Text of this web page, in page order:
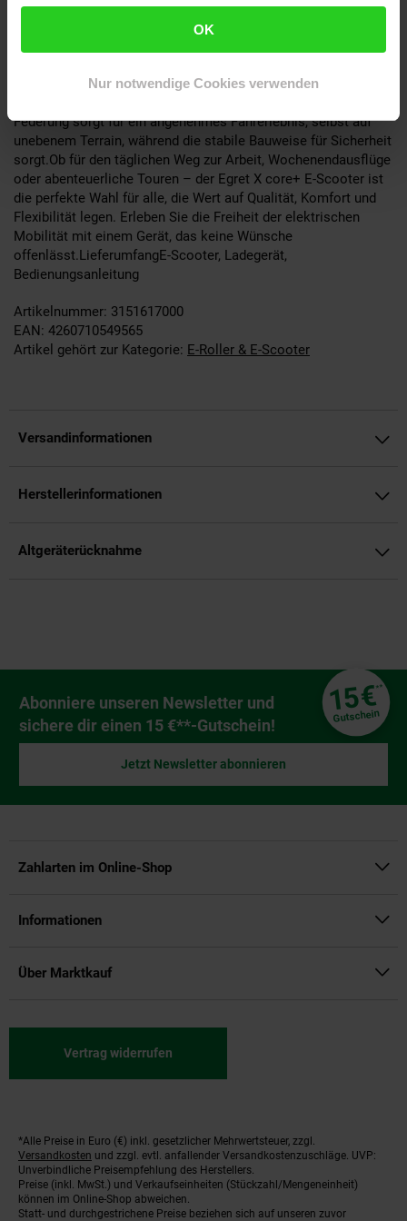
OK
Nur notwendige Cookies verwenden
über Ihr Fahrzeug.Innovatives Design und
BenutzerfreundlichkeitDer Egret X core+ besticht durch sein
Einstellungen individuell anzupassen, den Akkustatus zu
Federung sorgt für ein angenehmes Fahrerlebnis, selbst auf
unebenem Terrain, während die stabile Bauweise für Sicherheit
sorgt.Ob für den täglichen Weg zur Arbeit, Wochenendausflüge
oder abenteuerliche Touren – der Egret X core+ E-Scooter ist
die perfekte Wahl für alle, die Wert auf Qualität, Komfort und
Flexibilität legen. Erleben Sie die Freiheit der elektrischen
Mobilität mit einem Gerät, das keine Wünsche
offenlässt.LieferumfangE-Scooter, Ladegerät,
Bedienungsanleitung
Artikelnummer: 3151617000
EAN: 4260710549565
Artikel gehört zur Kategorie: E-Roller & E-Scooter
Versandinformationen
Herstellerinformationen
Altgeräterücknahme
Newsletter Anmeldung
Abonniere unseren Newsletter und
sichere dir einen 15 €**-Gutschein!
15€**
Gutschein
Jetzt Newsletter abonnieren
Zahlarten im Online-Shop
Informationen
Über Marktkauf
Vertrag widerrufen
Fußnoten
*Alle Preise in Euro (€) inkl. gesetzlicher Mehrwertsteuer, zzgl.
Versandkosten und zzgl. evtl. anfallender Versandkostenzuschläge. UVP:
Unverbindliche Preisempfehlung des Herstellers.
Preise (inkl. MwSt.) und Verkaufseinheiten (Stückzahl/Mengeneinheit)
können im Online-Shop abweichen.
Statt- und durchgestrichene Preise beziehen sich auf unseren zuvor